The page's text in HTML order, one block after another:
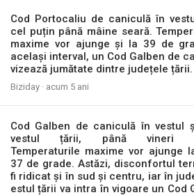
Cod Portocaliu de caniculă în
cel puțin până mâine seară.
maxime vor ajunge și la 39 de
același interval, un Cod Galben de
vizează jumătate dintre județele țării.
Biziday · acum 5 ani
Cod Galben de caniculă în vestul
vestul țării, până vineri
Temperaturile maxime vor ajunge
37 de grade. Astăzi, disconfortul
fi ridicat și în sud și centru, iar în
estul țării va intra în vigoare un Cod